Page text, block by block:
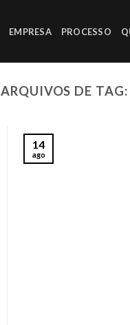
EMPRESA PROCESSO
ARQUIVOS DE TAG:
14
ago